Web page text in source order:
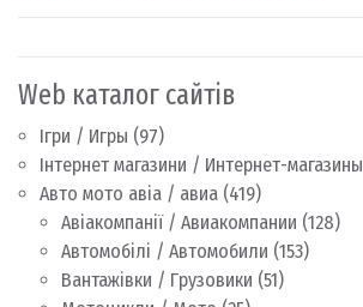
Web каталог сайтів
Ігри / Игры (97)
Інтернет магазини / Интернет-магазины
Авто мото авіа / авиа (419)
Авіакомпанії / Авиакомпании (128)
Автомобілі / Автомобили (153)
Вантажівки / Грузовики (51)